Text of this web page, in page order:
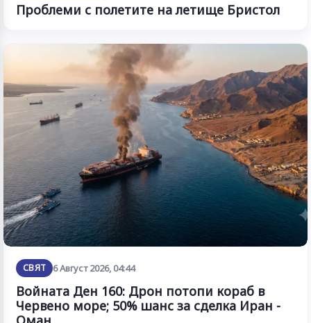
Проблеми с полетите на летище Бристол
СВЯТ 6 Август 2026, 04:44
Войната Ден 160: Дрон потопи кораб в
Червено море; 50% шанс за сделка Иран -